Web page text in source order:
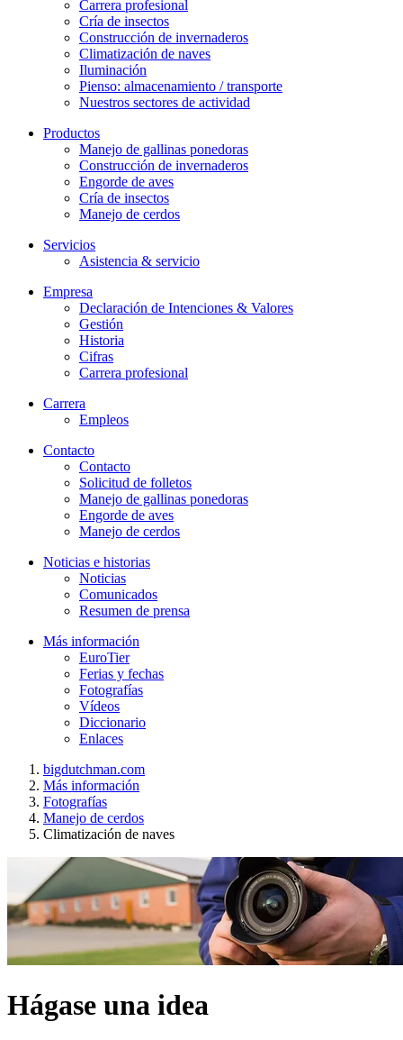
Carrera profesional
Cría de insectos
Construcción de invernaderos
Climatización de naves
Iluminación
Pienso: almacenamiento / transporte
Nuestros sectores de actividad
Productos
Manejo de gallinas ponedoras
Construcción de invernaderos
Engorde de aves
Cría de insectos
Manejo de cerdos
Servicios
Asistencia & servicio
Empresa
Declaración de Intenciones & Valores
Gestión
Historia
Cifras
Carrera profesional
Carrera
Empleos
Contacto
Contacto
Solicitud de folletos
Manejo de gallinas ponedoras
Engorde de aves
Manejo de cerdos
Noticias e historias
Noticias
Comunicados
Resumen de prensa
Más información
EuroTier
Ferias y fechas
Fotografías
Vídeos
Diccionario
Enlaces
bigdutchman.com
Más información
Fotografías
Manejo de cerdos
Climatización de naves
Hágase una idea